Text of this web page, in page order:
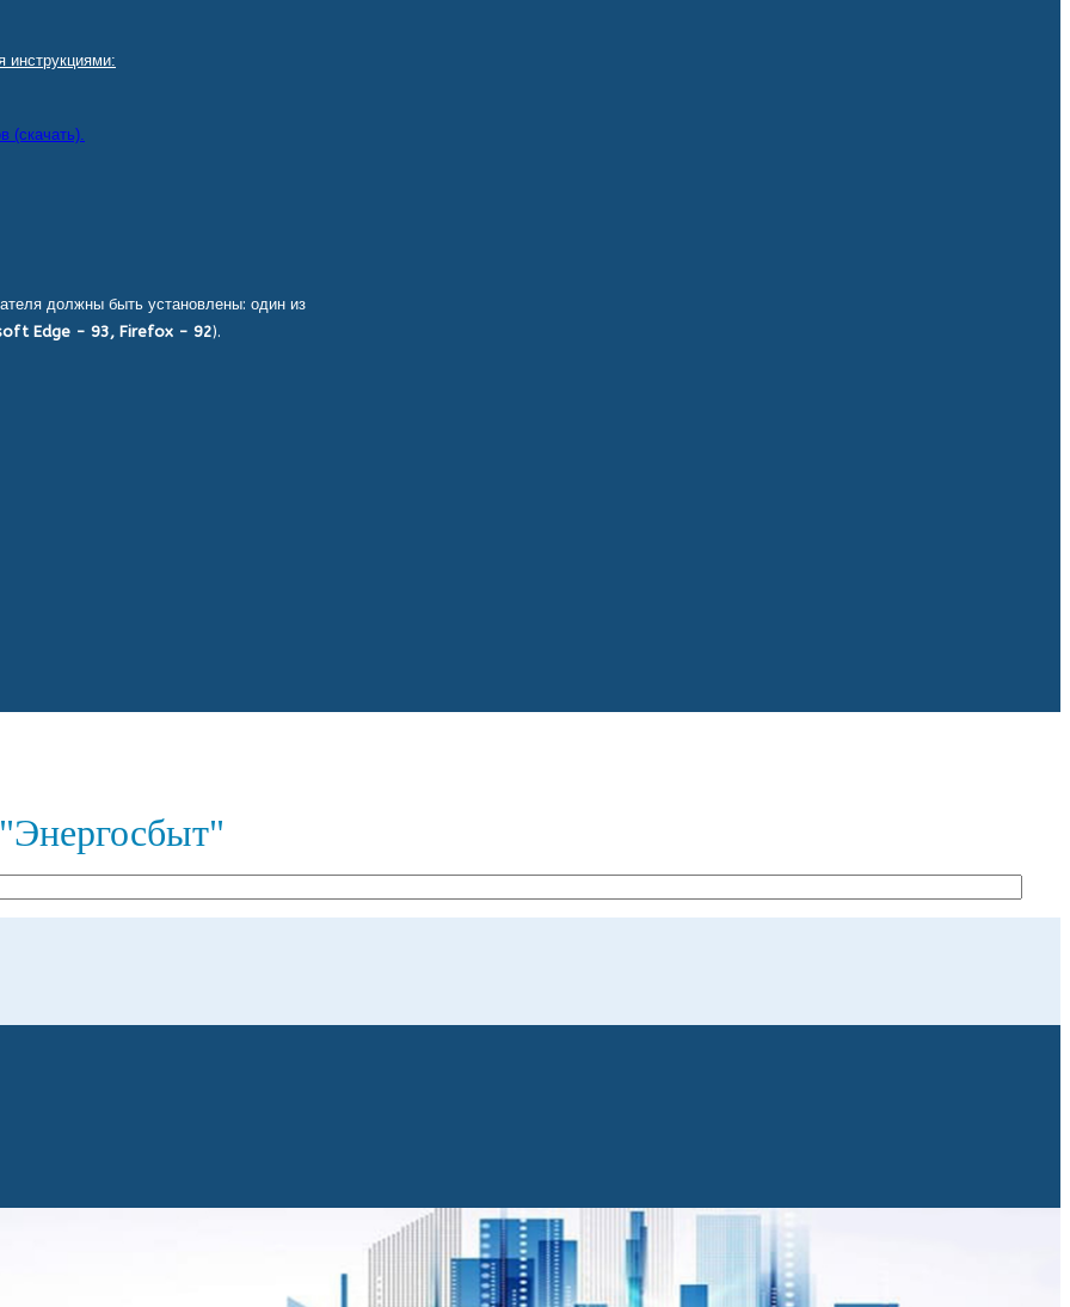
инструкциями:
(скачать).
должны быть установлены: один из
Edge - 93, Firefox - 92).